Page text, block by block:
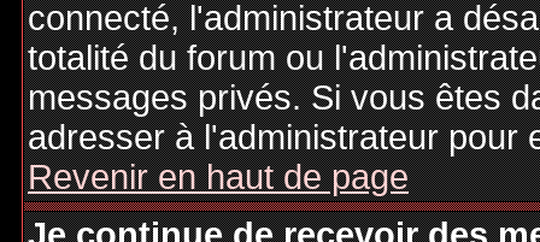
connecté, l'administrateur a
totalité du forum ou
messages privés. Si vous êtes
adresser à l'administrateur pour
Revenir en haut de page